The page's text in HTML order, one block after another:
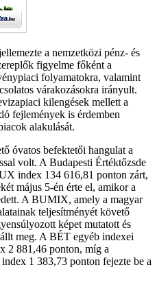
a nemzetközi pénz- és
figyelme főként a
folyamatokra, valamint
várakozásokra irányult.
kilengések mellett a
fejlemények is érdemben
alakulását.
óvatos befektetői hangulat a
volt. A Budapesti Értéktőzsde
index 134 616,81 ponton zárt,
május 5-én érte el, amikor a
A BUMIX, amely a magyar
teljesítményét követő
képet mutatott és
meg. A BÉT egyéb indexei
2 881,46 ponton, míg a
1 383,73 ponton fejezte be a